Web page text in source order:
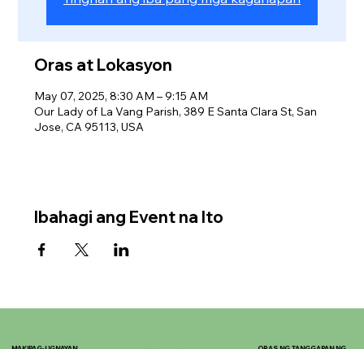
Oras at Lokasyon
May 07, 2025, 8:30 AM – 9:15 AM
Our Lady of La Vang Parish, 389 E Santa Clara St, San
Jose, CA 95113, USA
Ibahagi ang Event na Ito